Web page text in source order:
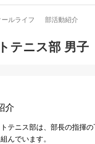
ールライフ 部活動紹介
テニス部 男子
介
テニス部は、部長の指揮
んでいます。